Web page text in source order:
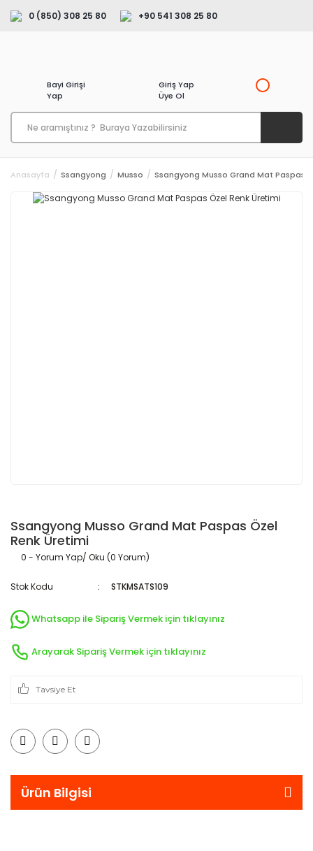
0 (850) 308 25 80 +90 541 308 25 80
Bayi Girişi
Yap
Giriş Yap
Üye Ol
Anasayfa Ssangyong Musso Ssangyong Musso Grand Mat Paspas
Ssangyong Musso Grand Mat Paspas Özel
Renk Üretimi
0 - Yorum Yap/ Oku (0 Yorum)
Stok Kodu STKMSATS109
Whatsapp ile Sipariş Vermek için tıklayınız
Arayarak Sipariş Vermek için tıklayınız
Tavsiye Et
Ürün Bilgisi